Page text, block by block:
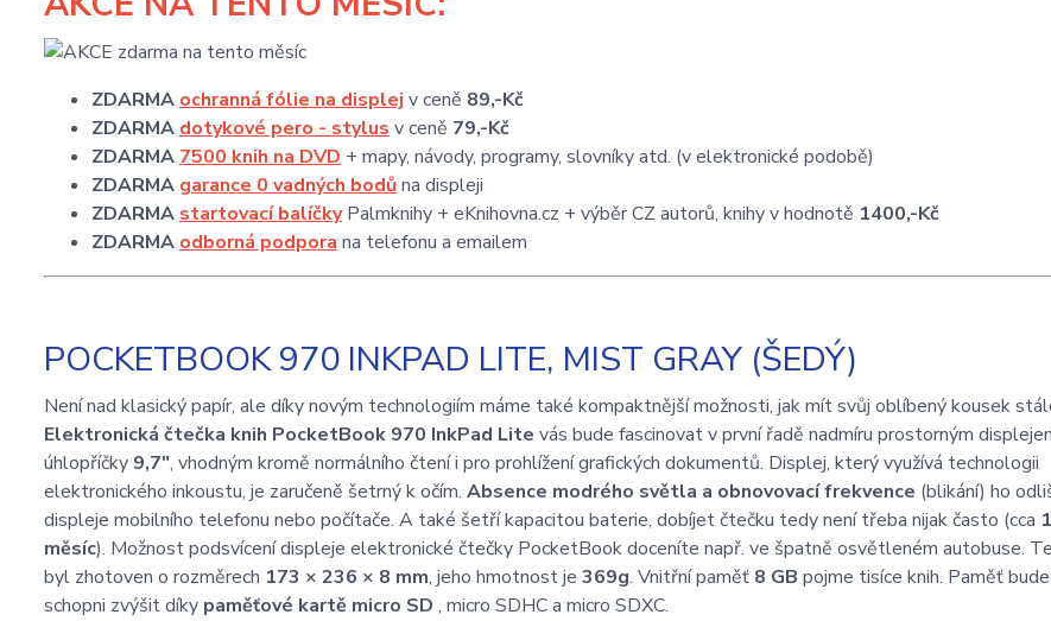
ZDARMA ochranná fólie na displej v ceně 89,-Kč
ZDARMA dotykové pero - stylus v ceně 79,-Kč
ZDARMA 7500 knih na DVD + mapy, návody, programy, slovníky atd. (v elektronické podobě)
ZDARMA garance 0 vadných bodůna displeji
ZDARMA startovací balíčkyPalmknihy + eKnihovna.cz + výběr CZ autorů, knihy v hodnotě 1400,-Kč
ZDARMA odborná podpora na telefonu a emailem
POCKETBOOK 970 INKPAD LITE, MIST GRAY (ŠEDÝ)
Není nad klasický papír, ale díky novým technologiím máme také kompaktnější možnosti, jak mít svůj oblíbený kousek
Elektronická čtečka knih PocketBook 970 InkPad Lite vás bude fascinovat v první řadě nadmíru prostorným
úhlopříčky 9,7", vhodným kromě normálního čtení i pro prohlížení grafických dokumentů. Displej, který využívá technologii
elektronického inkoustu, je zaručeně šetrný k očím. Absence modrého světla a obnovovací frekvence (blikání) ho
displeje mobilního telefonu nebo počítače. A také šetří kapacitou baterie, dobíjet čtečku tedy není třeba nijak často (cca
měsíc). Možnost podsvícení displeje elektronické čtečky PocketBook doceníte např. ve špatně osvětleném autobuse.
byl zhotoven o rozměrech 173 × 236 × 8 mm, jeho hmotnost je 369g. Vnitřní paměť 8 GB pojme tisíce knih. Paměť
schopni zvýšit díky paměťové kartě micro SD , micro SDHC a micro SDXC.